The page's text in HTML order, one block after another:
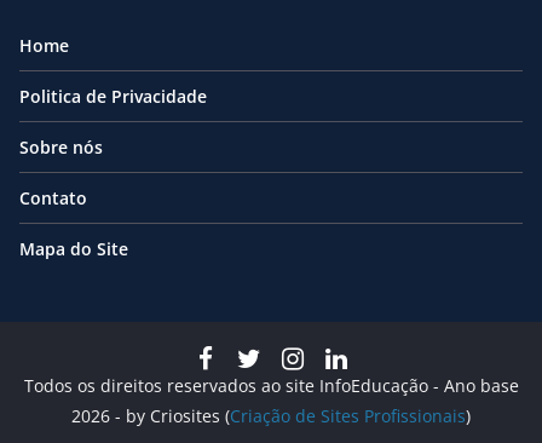
Home
Politica de Privacidade
Sobre nós
Contato
Mapa do Site
Todos os direitos reservados ao site InfoEducação - Ano base
2026 - by Criosites (Criação de Sites Profissionais)